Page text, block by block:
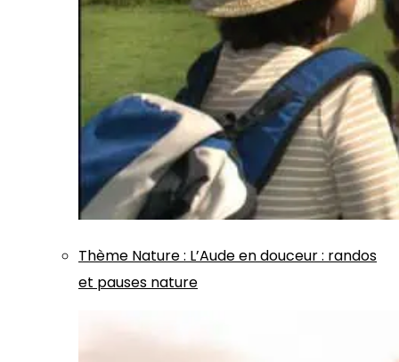
Thème Nature: L’Aude en douceur : randos
et pauses nature